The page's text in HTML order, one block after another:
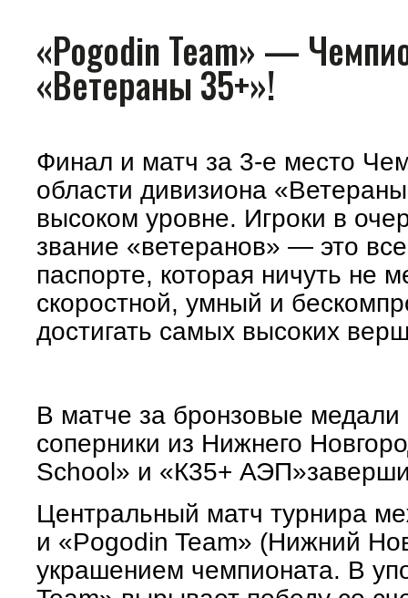
«Pogodin Team» —
«Ветераны 35+»!
Финал и матч за 3-е место
области дивизиона
высоком уровне. Игроки в
звание «ветеранов» — это
паспорте, которая ничуть не
скоростной, умный и
достигать самых высоких
В матче за бронзовые
соперники из Нижнего
School» и «К35+ АЭП»
Центральный матч турнира
и «Pogodin Team» (Нижний
украшением чемпионата. В